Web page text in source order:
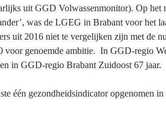
uit GGD Volwassenmonitor). Op het
was de LGEG in Brabant voor het
uit 2016 niet te vergelijken zijn met de nu
voor genoemde ambitie. In GGD-regio
in GGD-regio Brabant Zuidoost 67 jaar.
één gezondheidsindicator opgenomen